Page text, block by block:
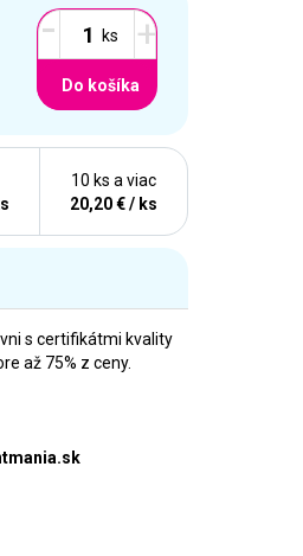
- +
Do košíka
10 ks a viac
20,20 € / ks
s certifikátmi kvality
až 75% z ceny.